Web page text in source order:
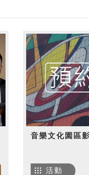
音樂文化園區
活動